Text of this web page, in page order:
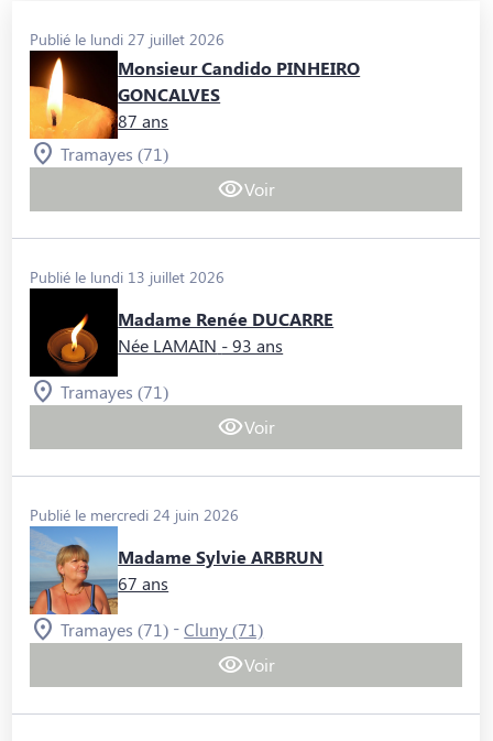
Publié le lundi 27 juillet 2026
Monsieur Candido PINHEIRO
GONCALVES
87 ans
Tramayes (71)
Voir
Publié le lundi 13 juillet 2026
Madame Renée DUCARRE
Née LAMAIN - 93 ans
Tramayes (71)
Voir
Publié le mercredi 24 juin 2026
Madame Sylvie ARBRUN
67 ans
Tramayes (71) -Cluny (71)
Voir